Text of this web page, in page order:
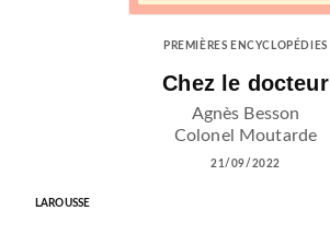
PREMIÈRES ENCYCLOPÉDIES
Chez le docteur
Agnès Besson
Colonel Moutarde
21/09/2022
LAROUSSE